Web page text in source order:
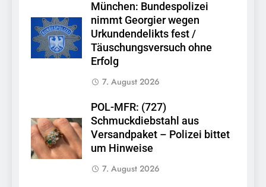
München: Bundespolizei
nimmt Georgier wegen
Urkundendelikts fest /
Täuschungsversuch ohne
Erfolg
7. August 2026
POL-MFR: (727)
Schmuckdiebstahl aus
Versandpaket – Polizei bittet
um Hinweise
7. August 2026